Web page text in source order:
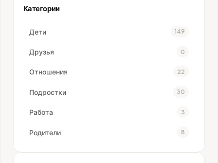
Категории
Дети 149
Друзья 0
Отношения 22
Подростки 30
Работа 3
Родители 8